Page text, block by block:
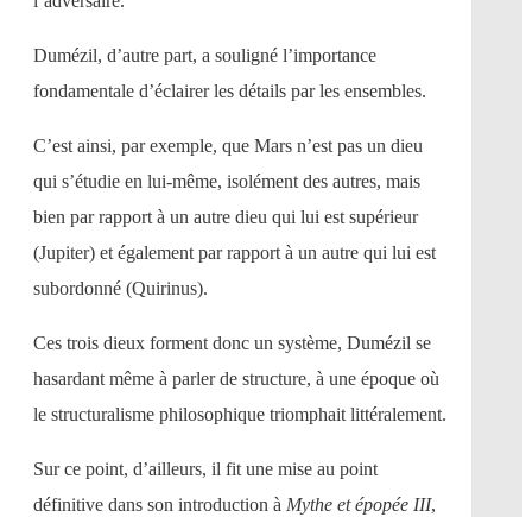
Dumézil, d’autre part, a souligné l’importance
fondamentale d’éclairer les détails par les ensembles.
C’est ainsi, par exemple, que Mars n’est pas un dieu
qui s’étudie en lui-même, isolément des autres, mais
bien par rapport à un autre dieu qui lui est supérieur
(Jupiter) et également par rapport à un autre qui lui est
subordonné (Quirinus).
Ces trois dieux forment donc un système, Dumézil se
hasardant même à parler de structure, à une époque où
le structuralisme philosophique triomphait littéralement.
Sur ce point, d’ailleurs, il fit une mise au point
définitive dans son introduction à Mythe et épopée III,